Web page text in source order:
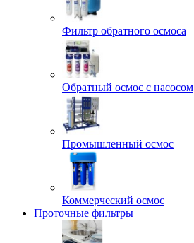
Фильтр обратного осмоса
Обратный осмос с насосом
Промышленный осмос
Коммерческий осмос
Проточные фильтры